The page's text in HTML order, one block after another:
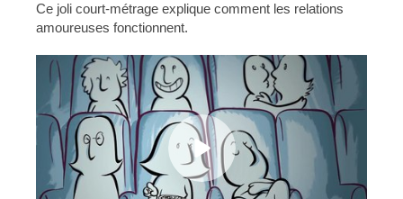
Ce joli court-métrage explique comment les relations
amoureuses fonctionnent.